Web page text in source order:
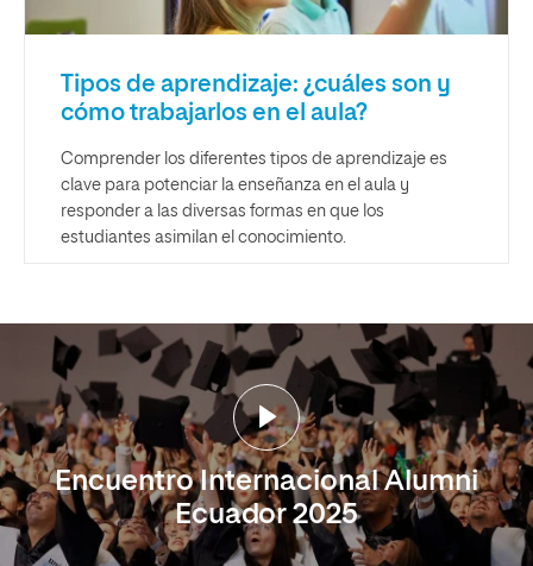
Tipos de aprendizaje: ¿cuáles son y
cómo trabajarlos en el aula?
Comprender los diferentes tipos de aprendizaje es
clave para potenciar la enseñanza en el aula y
responder a las diversas formas en que los
estudiantes asimilan el conocimiento.
Encuentro Internacional Alumni
Ecuador 2025